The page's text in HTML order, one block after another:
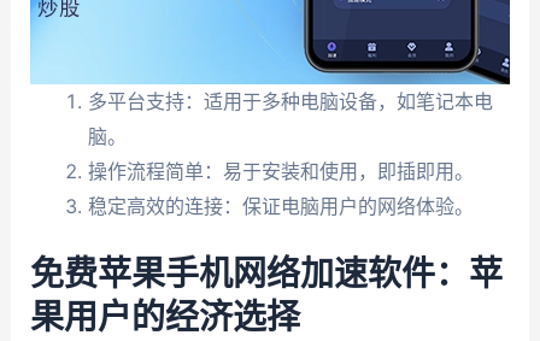
多平台支持：适用于多种电脑设备，如笔记本电
脑。
操作流程简单：易于安装和使用，即插即用。
稳定高效的连接：保证电脑用户的网络体验。
免费苹果手机网络加速软件：苹
果用户的经济选择